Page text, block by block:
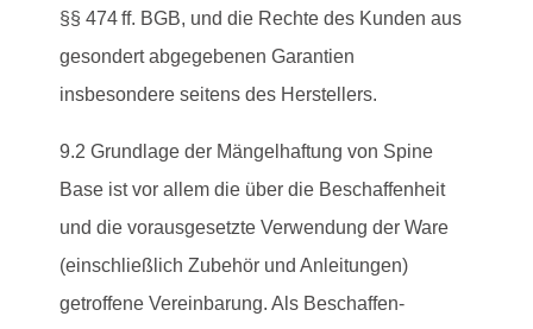
§§ 474 ff. BGB, und die Rechte des Kunden aus
gesondert abgegebenen Garantien
insbesondere seitens des Herstellers.
9.2 Grundlage der Mängelhaftung von Spine
Base ist vor allem die über die Beschaffenheit
und die vorausgesetzte Verwendung der Ware
(einschließlich Zubehör und Anleitungen)
getroffene Vereinbarung. Als Beschaffen-